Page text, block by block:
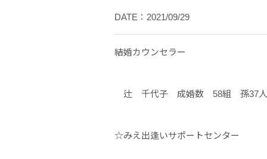
DATE：2021/09/29
結婚カウンセラー
辻 千代子 成婚数 58組 孫37人
☆みえ出逢いサポートセンター